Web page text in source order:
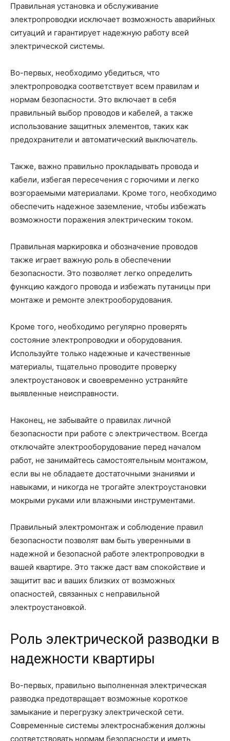
Правильная установка и обслуживание
электропроводки исключает возможность аварийных
ситуаций и гарантирует надежную работу всей
электрической системы.
Во-первых, необходимо убедиться, что
электропроводка соответствует всем правилам и
нормам безопасности. Это включает в себя
правильный выбор проводов и кабелей, а также
использование защитных элементов, таких как
предохранители и автоматический выключатель.
Также, важно правильно прокладывать провода и
кабели, избегая пересечения с горючими и легко
возгораемыми материалами. Кроме того, необходимо
обеспечить надежное заземление, чтобы избежать
возможности поражения электрическим током.
Правильная маркировка и обозначение проводов
также играет важную роль в обеспечении
безопасности. Это позволяет легко определить
функцию каждого провода и избежать путаницы при
монтаже и ремонте электрооборудования.
Кроме того, необходимо регулярно проверять
состояние электропроводки и оборудования.
Используйте только надежные и качественные
материалы, тщательно проводите проверку
электроустановок и своевременно устраняйте
выявленные неисправности.
Наконец, не забывайте о правилах личной
безопасности при работе с электричеством. Всегда
отключайте электрооборудование перед началом
работ, не занимайтесь самостоятельным монтажом,
если вы не обладаете достаточными знаниями и
навыками, и никогда не трогайте электроустановки
мокрыми руками или влажными инструментами.
Правильный электромонтаж и соблюдение правил
безопасности позволят вам быть уверенными в
надежной и безопасной работе электропроводки в
вашей квартире. Это также даст вам спокойствие и
защитит вас и ваших близких от возможных
опасностей, связанных с неправильной
электроустановкой.
Роль электрической разводки в
надежности квартиры
Во-первых, правильно выполненная электрическая
разводка предотвращает возможные короткое
замыкание и перегрузку электрической сети.
Современные системы электроснабжения должны
соответствовать нормам безопасности и иметь